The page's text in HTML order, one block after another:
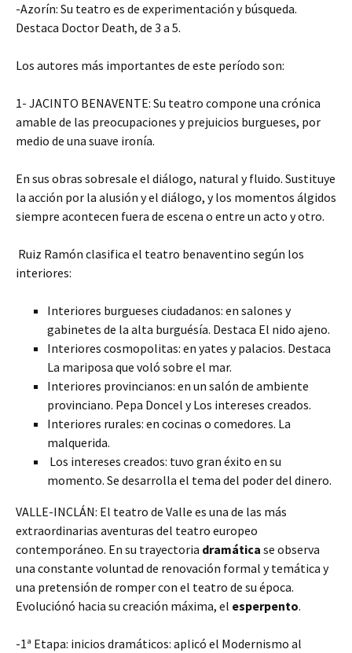
-Azorín: Su teatro es de experimentación y búsqueda.
Destaca Doctor Death, de 3 a 5.
Los autores más importantes de este período son:
1- JACINTO BENAVENTE: Su teatro compone una crónica
amable de las preocupaciones y prejuicios burgueses, por
medio de una suave ironía.
En sus obras sobresale el diálogo, natural y fluido. Sustituye
la acción por la alusión y el diálogo, y los momentos álgidos
siempre acontecen fuera de escena o entre un acto y otro.
Ruiz Ramón clasifica el teatro benaventino según los
interiores:
Interiores burgueses ciudadanos: en salones y
gabinetes de la alta burguésía. Destaca El nido ajeno.
Interiores cosmopolitas: en yates y palacios. Destaca
La mariposa que voló sobre el mar.
Interiores provincianos: en un salón de ambiente
provinciano. Pepa Doncel y Los intereses creados.
Interiores rurales: en cocinas o comedores. La
malquerida.
Los intereses creados: tuvo gran éxito en su
momento. Se desarrolla el tema del poder del dinero.
VALLE-INCLÁN: El teatro de Valle es una de las más
extraordinarias aventuras del teatro europeo
contemporáneo. En su trayectoria dramática se observa
una constante voluntad de renovación formal y temática y
una pretensión de romper con el teatro de su época.
Evoluciónó hacia su creación máxima, el esperpento.
-1ª Etapa: inicios dramáticos: aplicó el Modernismo al